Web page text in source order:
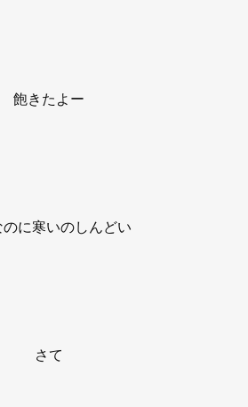
飽きたよー
に寒いのしんどい
さて